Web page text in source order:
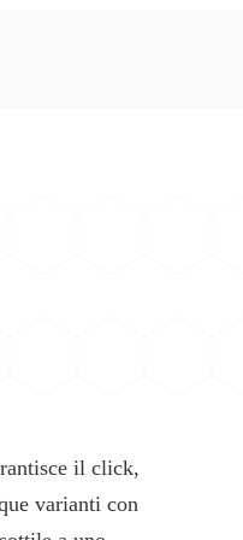
il click,
varianti con